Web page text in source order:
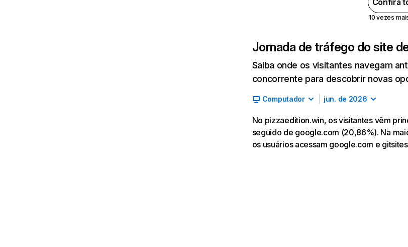
Confira
10 vezes
Jornada de tráfego do site
Saiba onde os visitantes navegam
concorrente para descobrir novas
Computador jun. de 2026
No pizzaedition.win, os visitantes vêm
seguido de google.com (20,86%). Na
os usuários acessam google.com e